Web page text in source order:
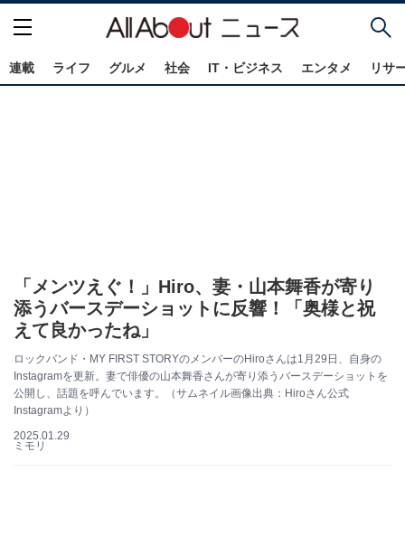
連載 ライフ グルメ 社会 IT・ビジネス エンタメ リサ
「メンツえぐ！」Hiro、妻・山本舞香が寄り
添うバースデーショットに反響！「奥様と祝
えて良かったね」
ロックバンド・MY FIRST STORYのメンバーのHiroさんは1月29日、自身の
Instagramを更新。妻で俳優の山本舞香さんが寄り添うバースデーショットを
公開し、話題を呼んでいます。（サムネイル画像出典：Hiroさん公式
Instagramより）
2025.01.29
ミモリ